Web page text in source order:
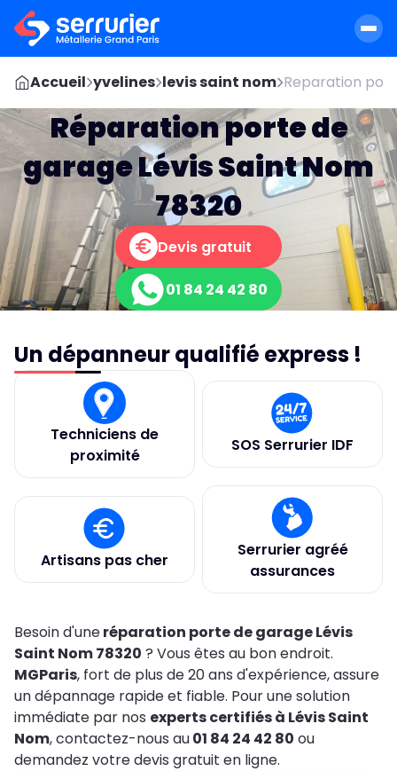
Accueil yvelines levis saint nom Reparation
Réparation porte de
garage Lévis Saint Nom
78320
Devis gratuit
01 84 24 42 80
Un dépanneur qualifié express !
Techniciens de
proximité
SOS Serrurier IDF
Artisans pas cher
Serrurier agréé
assurances
Besoin d'uneréparation porte de garage Lévis
Saint Nom 78320 ? Vous êtes au bon endroit.
MGParis, fort de plus de 20 ans d'expérience, assure
un dépannage rapide et fiable. Pour une solution
immédiate par nos experts certifiés à Lévis Saint
Nom, contactez-nous au01 84 24 42 80 ou
demandez votre devis gratuit en ligne.